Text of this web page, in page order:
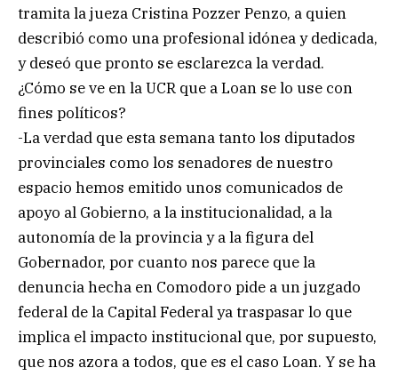
tramita la jueza Cristina Pozzer Penzo, a quien
describió como una profesional idónea y dedicada,
y deseó que pronto se esclarezca la verdad.
¿Cómo se ve en la UCR que a Loan se lo use con
fines políticos?
-La verdad que esta semana tanto los diputados
provinciales como los senadores de nuestro
espacio hemos emitido unos comunicados de
apoyo al Gobierno, a la institucionalidad, a la
autonomía de la provincia y a la figura del
Gobernador, por cuanto nos parece que la
denuncia hecha en Comodoro pide a un juzgado
federal de la Capital Federal ya traspasar lo que
implica el impacto institucional que, por supuesto,
que nos azora a todos, que es el caso Loan. Y se ha